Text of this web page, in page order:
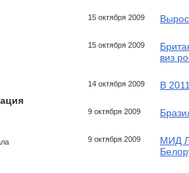
15 октября 2009
15 октября 2009
виз
14 октября 2009 В
9 октября 2009
9 октября 2009
МИД